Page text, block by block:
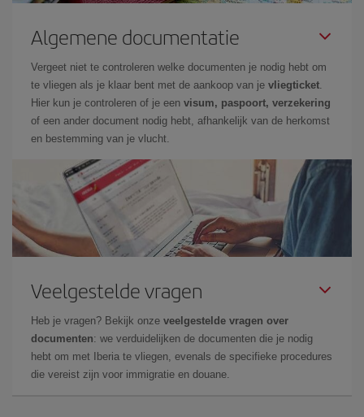
Algemene documentatie
Vergeet niet te controleren welke documenten je nodig hebt om
te vliegen als je klaar bent met de aankoop van je vliegticket.
Hier kun je controleren of je een visum, paspoort, verzekering
of een ander document nodig hebt, afhankelijk van de herkomst
en bestemming van je vlucht.
Veelgestelde vragen
Heb je vragen? Bekijk onze veelgestelde vragen over
documenten: we verduidelijken de documenten die je nodig
hebt om met Iberia te vliegen, evenals de specifieke procedures
die vereist zijn voor immigratie en douane.